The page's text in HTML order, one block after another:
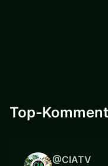
Top-
@CIATV